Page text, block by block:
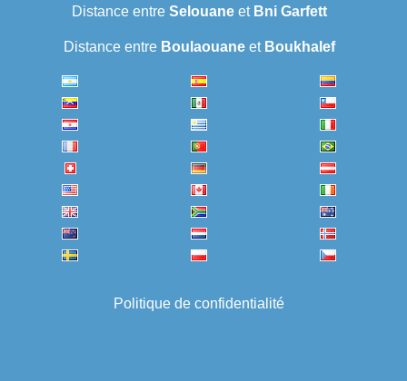
Distance entre Selouaneet Bni Garfett
Distance entre Boulaouaneet Boukhalef
Politique de confidentialité